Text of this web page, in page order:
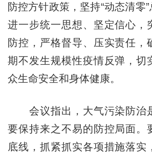
防控方针政策，坚持“动态清零”
进一步统一思想、坚定信心，
防控，严格督导、压实责任，
期不发生规模性疫情反弹，切
众生命安全和身体健康。
会议指出，大气污染防治
要保持来之不易的防控局面。
底线，抓紧抓实各项措施落实